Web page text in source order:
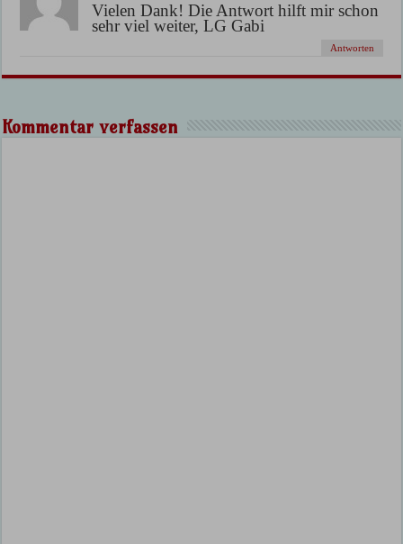
Vielen Dank! Die Antwort hilft mir schon
sehr viel weiter, LG Gabi
Antworten
Kommentar verfassen